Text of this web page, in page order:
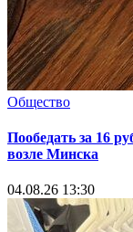
Общество
Пообедать за 16
возле Минска
04.08.26 13:30